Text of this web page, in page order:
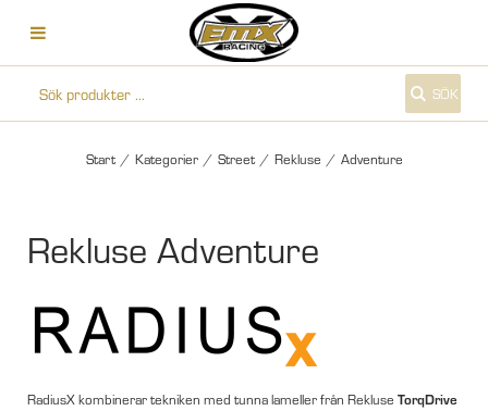
SÖK
Start / Kategorier / Street / Rekluse / Adventure
Rekluse Adventure
RadiusX kombinerar tekniken med tunna lameller från Rekluse TorqDrive